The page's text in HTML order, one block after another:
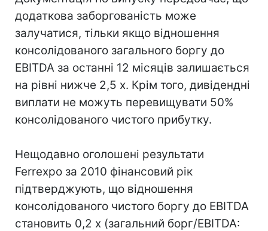
додаткова заборгованість може
залучатися, тільки якщо відношення
консолідованого загального боргу до
EBITDA за останні 12 місяців залишається
на рівні нижче 2,5 x. Крім того, дивідендні
виплати не можуть перевищувати 50%
консолідованого чистого прибутку.
Нещодавно оголошені результати
Ferrexpo за 2010 фінансовий рік
підтверджують, що відношення
консолідованого чистого боргу до EBITDA
становить 0,2 x (загальний борг/EBITDA: